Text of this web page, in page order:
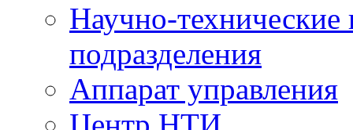
Научно-технические
подразделения
Аппарат управления